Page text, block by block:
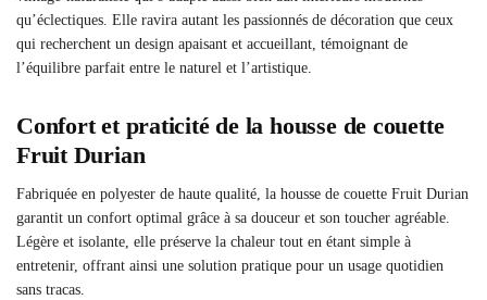
qu’éclectiques. Elle ravira autant les passionnés de décoration que ceux
qui recherchent un design apaisant et accueillant, témoignant de
l’équilibre parfait entre le naturel et l’artistique.
Confort et praticité de la housse de couette
Fruit Durian
Fabriquée en polyester de haute qualité, la housse de couette Fruit Durian
garantit un confort optimal grâce à sa douceur et son toucher agréable.
Légère et isolante, elle préserve la chaleur tout en étant simple à
entretenir, offrant ainsi une solution pratique pour un usage quotidien
sans tracas.